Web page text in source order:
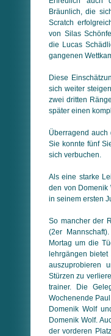
Bräunlich, die
Scratch
von Silas
die Lucas
gan­ge­nen
Diese
sich weiter
zwei dritten
später einen
Überragend
Sie konnte fünf
sich verbuchen.
Als eine starke
den von Domenik
in seinem ersten
So mancher der
(2er
Mortag um die
lehr­gän­gen
auszuprobieren
Stürzen zu
trainer. Die
Wochenende
Domenik Wolf
Domenik Wolf.
der vorderen